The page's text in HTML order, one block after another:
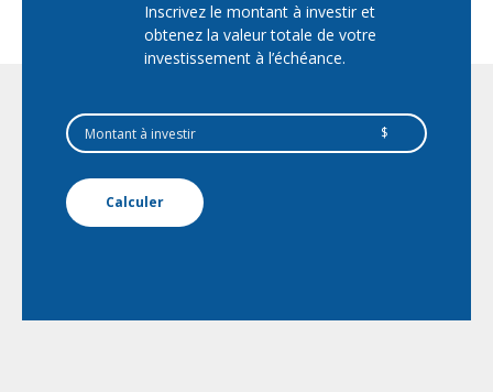
Inscrivez le montant à investir et
obtenez la valeur totale de votre
investissement à l’échéance.
$
Calculer